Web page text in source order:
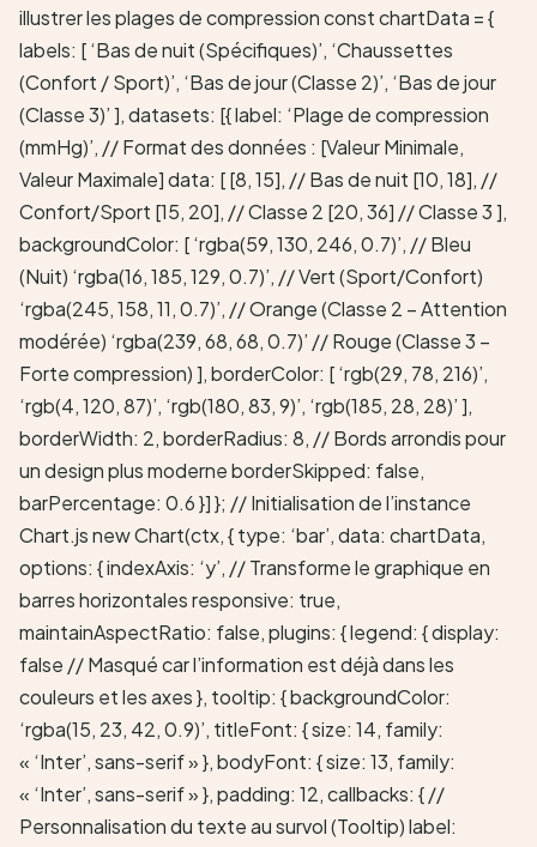
illustrer les plages de compression const chartData = {
labels: [ ‘Bas de nuit (Spécifiques)’, ‘Chaussettes
(Confort / Sport)’, ‘Bas de jour (Classe 2)’, ‘Bas de jour
(Classe 3)’ ], datasets: [{ label: ‘Plage de compression
(mmHg)’, // Format des données : [Valeur Minimale,
Valeur Maximale] data: [ [8, 15], // Bas de nuit [10, 18], //
Confort/Sport [15, 20], // Classe 2 [20, 36] // Classe 3 ],
backgroundColor: [ ‘rgba(59, 130, 246, 0.7)’, // Bleu
(Nuit) ‘rgba(16, 185, 129, 0.7)’, // Vert (Sport/Confort)
‘rgba(245, 158, 11, 0.7)’, // Orange (Classe 2 – Attention
modérée) ‘rgba(239, 68, 68, 0.7)’ // Rouge (Classe 3 –
Forte compression) ], borderColor: [ ‘rgb(29, 78, 216)’,
‘rgb(4, 120, 87)’, ‘rgb(180, 83, 9)’, ‘rgb(185, 28, 28)’ ],
borderWidth: 2, borderRadius: 8, // Bords arrondis pour
un design plus moderne borderSkipped: false,
barPercentage: 0.6 }] }; // Initialisation de l’instance
Chart.js new Chart(ctx, { type: ‘bar’, data: chartData,
options: { indexAxis: ‘y’, // Transforme le graphique en
barres horizontales responsive: true,
maintainAspectRatio: false, plugins: { legend: { display:
false // Masqué car l’information est déjà dans les
couleurs et les axes }, tooltip: { backgroundColor:
‘rgba(15, 23, 42, 0.9)’, titleFont: { size: 14, family:
« ‘Inter’, sans-serif » }, bodyFont: { size: 13, family:
« ‘Inter’, sans-serif » }, padding: 12, callbacks: { //
Personnalisation du texte au survol (Tooltip) label: